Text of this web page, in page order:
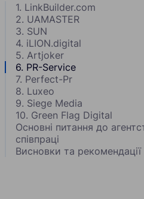
1. LinkBuilder.com
2. UAMASTER
3. SUN
4. iLION.digital
5. Artjoker
6. PR-Service
7. Perfect-Pr
8. Luxeo
9. Siege Media
10. Green Flag Digital
Основні питання до
співпраці
Висновки та рекомендації